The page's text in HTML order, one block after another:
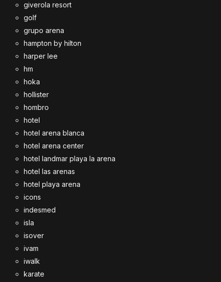
giverola resort
golf
grupo arena
hampton by hilton
harper lee
hm
hoka
hollister
hombro
hotel
hotel arena blanca
hotel arena center
hotel landmar playa la arena
hotel las arenas
hotel playa arena
icons
indesmed
isla
isover
ivam
iwalk
karate